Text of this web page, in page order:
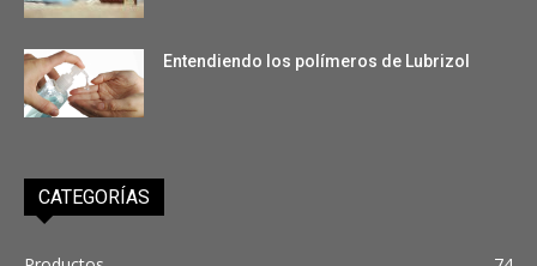
Entendiendo los polímeros de Lubrizol
CATEGORÍAS